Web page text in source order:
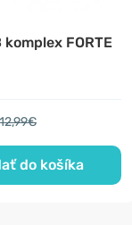
FORTE
12,99€
do košíka